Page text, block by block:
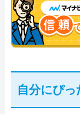
自分にぴっ